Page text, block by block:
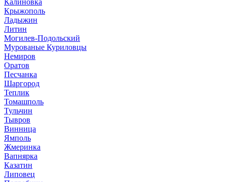
Калиновка
Крыжополь
Ладыжин
Литин
Могилев-Подольский
Мурованые Куриловцы
Немиров
Оратов
Песчанка
Шаргород
Теплик
Томашполь
Тульчин
Тывров
Винница
Ямполь
Жмеринка
Вапнярка
Казатин
Липовец